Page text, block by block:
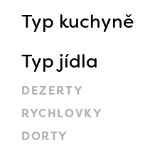
Typ kuchyně
Typ jídla
DEZERTY
RYCHLOVKY
DORTY